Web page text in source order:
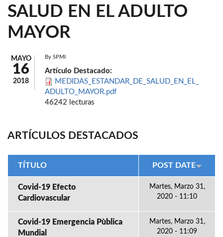
SALUD EN EL ADULTO
MAYOR
MAYO
16
2018
By SPMI
Artículo Destacado:
MEDIDAS_ESTANDAR_DE_SALUD_EN_EL_
ADULTO_MAYOR.pdf
46242 lecturas
ARTÍCULOS DESTACADOS
TÍTULO POST DATE
Covid-19 Efecto
Cardiovascular
Martes, Marzo 31,
2020 - 11:10
Covid-19 Emergencia Pùblica
Mundial
Martes, Marzo 31,
2020 - 11:09